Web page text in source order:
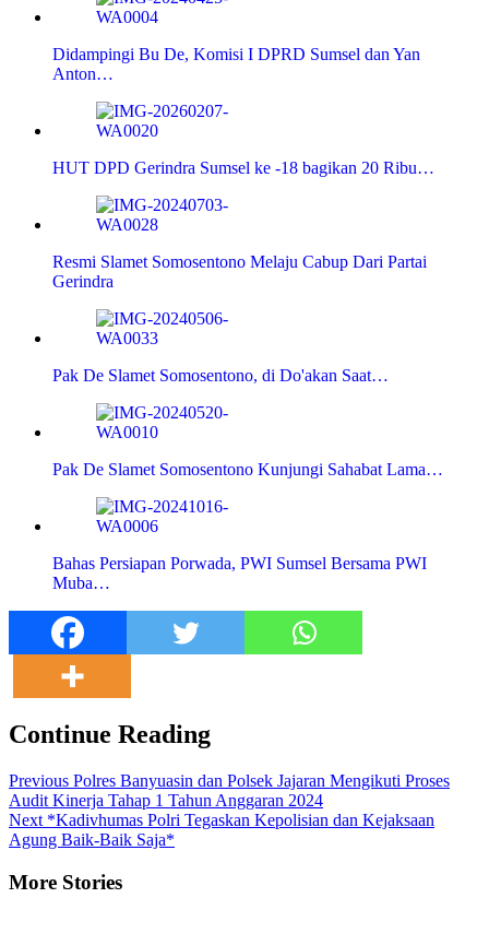
Didampingi Bu De, Komisi I DPRD Sumsel dan Yan
Anton…
HUT DPD Gerindra Sumsel ke -18 bagikan 20 Ribu…
Resmi Slamet Somosentono Melaju Cabup Dari Partai
Gerindra
Pak De Slamet Somosentono, di Do'akan Saat…
Pak De Slamet Somosentono Kunjungi Sahabat Lama…
Bahas Persiapan Porwada, PWI Sumsel Bersama PWI
Muba…
Continue Reading
Previous Polres Banyuasin dan Polsek Jajaran Mengikuti Proses
Audit Kinerja Tahap 1 Tahun Anggaran 2024
Next *Kadivhumas Polri Tegaskan Kepolisian dan Kejaksaan
Agung Baik-Baik Saja*
More Stories